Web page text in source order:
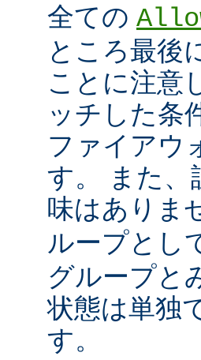
全ての
ところ最後
ことに注意
ッチした条
ファイアウ
す。 また、
味はありま
ループとし
グループと
状態は単独
す。